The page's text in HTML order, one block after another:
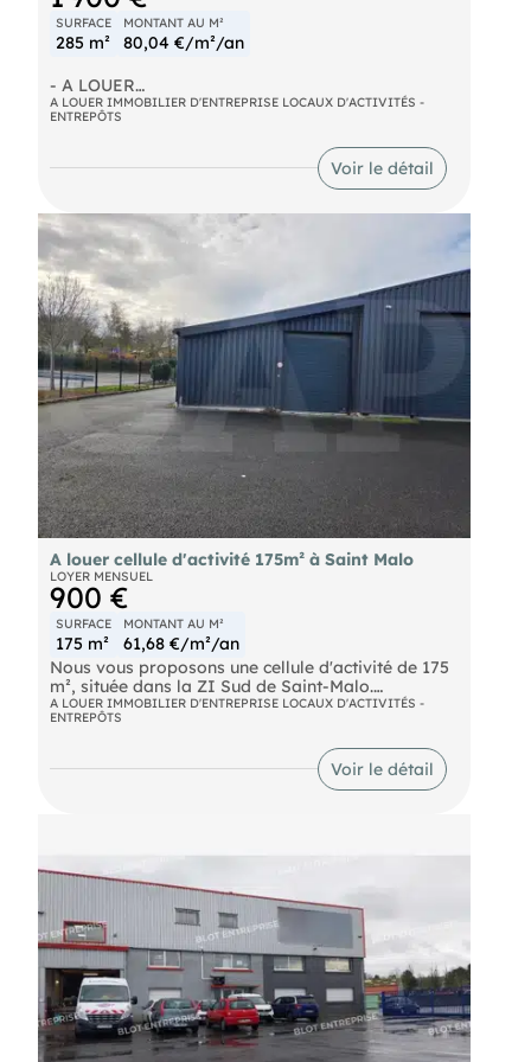
SURFACE
285 m²
MONTANT AU M²
80,04 €/m²/an
- A LOUER
-
Au sein d'un ensemble immobilier neuf, nous vous
proposons 285m² de local d'activités dont 181m²
Le bien dispose d'une porte sectionnelle
automatique.
Belles prestations, à saisir!
A LOUER IMMOBILIER D'ENTREPRISE LOCAUX D'ACTIVITÉS -
ENTREPÔTS
Voir le détail
A louer cellule d'activité 175m² à Saint Malo
LOYER MENSUEL
900 €
SURFACE
175 m²
MONTANT AU M²
61,68 €/m²/an
Nous vous proposons une cellule d'activité de 175
m², située dans la ZI Sud de Saint-Malo.
Cette cellule est équipée d'un bureau, d'un
sanitaire, d'une porte sectionnelle et d'une porte
A LOUER IMMOBILIER D'ENTREPRISE LOCAUX D'ACTIVITÉS -
ENTREPÔTS
Voir le détail